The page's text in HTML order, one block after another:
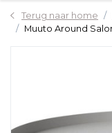
Terug naar home
Muuto Around